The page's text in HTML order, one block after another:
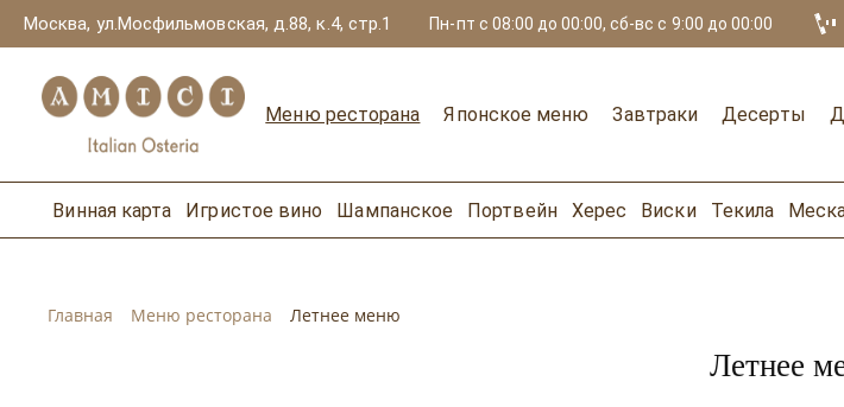
Москва, ул.Мосфильмовская, д.88, к.4, стр.1 Пн-пт с 08:00 до 00:00, сб-вс с 9:00 до 00:00
Меню ресторана Японское меню Завтраки Десерты
Винная карта Игристое вино Шампанское Портвейн Херес Виски Текила
Главная Меню ресторана Летнее меню
Летнее